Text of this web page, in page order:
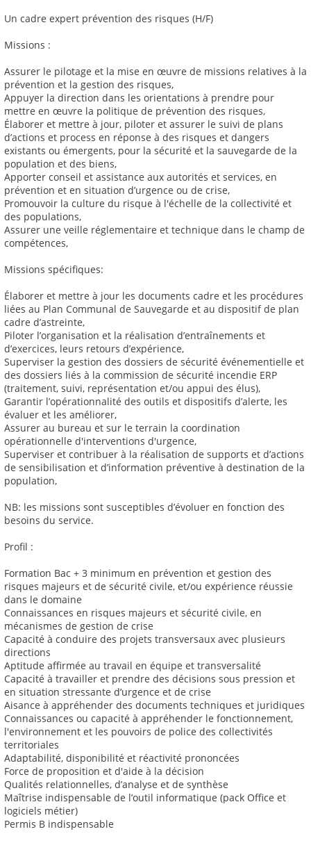
Un cadre expert prévention des risques (H/F)
Missions :
Assurer le pilotage et la mise en œuvre de missions relatives à la
prévention et la gestion des risques,
Appuyer la direction dans les orientations à prendre pour
mettre en œuvre la politique de prévention des risques,
Élaborer et mettre à jour, piloter et assurer le suivi de plans
d’actions et process en réponse à des risques et dangers
existants ou émergents, pour la sécurité et la sauvegarde de la
population et des biens,
Apporter conseil et assistance aux autorités et services, en
prévention et en situation d’urgence ou de crise,
Promouvoir la culture du risque à l'échelle de la collectivité et
des populations,
Assurer une veille réglementaire et technique dans le champ de
compétences,
Missions spécifiques:
Élaborer et mettre à jour les documents cadre et les procédures
liées au Plan Communal de Sauvegarde et au dispositif de plan
cadre d’astreinte,
Piloter l’organisation et la réalisation d’entraînements et
d’exercices, leurs retours d’expérience,
Superviser la gestion des dossiers de sécurité événementielle et
des dossiers liés à la commission de sécurité incendie ERP
(traitement, suivi, représentation et/ou appui des élus),
Garantir l’opérationnalité des outils et dispositifs d’alerte, les
évaluer et les améliorer,
Assurer au bureau et sur le terrain la coordination
opérationnelle d'interventions d'urgence,
Superviser et contribuer à la réalisation de supports et d’actions
de sensibilisation et d’information préventive à destination de la
population,
NB: les missions sont susceptibles d’évoluer en fonction des
besoins du service.
Profil :
Formation Bac + 3 minimum en prévention et gestion des
risques majeurs et de sécurité civile, et/ou expérience réussie
dans le domaine
Connaissances en risques majeurs et sécurité civile, en
mécanismes de gestion de crise
Capacité à conduire des projets transversaux avec plusieurs
directions
Aptitude affirmée au travail en équipe et transversalité
Capacité à travailler et prendre des décisions sous pression et
en situation stressante d’urgence et de crise
Aisance à appréhender des documents techniques et juridiques
Connaissances ou capacité à appréhender le fonctionnement,
l'environnement et les pouvoirs de police des collectivités
territoriales
Adaptabilité, disponibilité et réactivité prononcées
Force de proposition et d'aide à la décision
Qualités relationnelles, d’analyse et de synthèse
Maîtrise indispensable de l’outil informatique (pack Office et
logiciels métier)
Permis B indispensable